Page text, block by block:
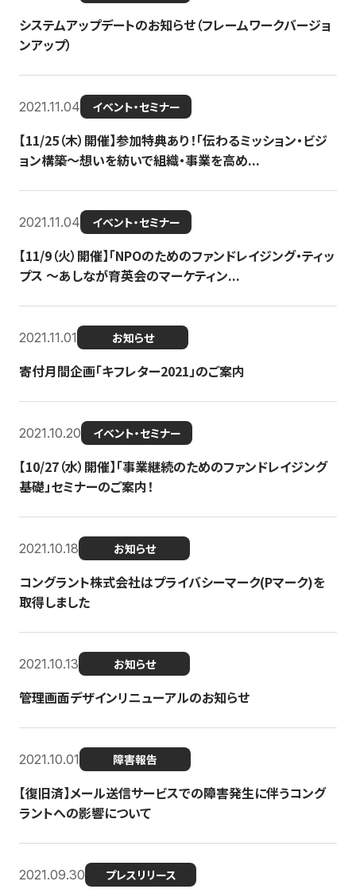
システムアップデートのお知らせ（フレームワークバージョ
ンアップ）
2021.11.04 イベント・セミナー
【11/25（木）開催】参加特典あり！「伝わるミッション・ビジ
ョン構築〜想いを紡いで組織・事業を高め...
2021.11.04 イベント・セミナー
【11/9（火）開催】「NPOのためのファンドレイジング・ティッ
プス 〜あしなが育英会のマーケティン...
2021.11.01 お知らせ
寄付月間企画「キフレター2021」のご案内
2021.10.20 イベント・セミナー
【10/27（水）開催】「事業継続のためのファンドレイジング
基礎」セミナーのご案内！
2021.10.18 お知らせ
コングラント株式会社はプライバシーマーク(Pマーク)を
取得しました
2021.10.13 お知らせ
管理画面デザインリニューアルのお知らせ
2021.10.01 障害報告
【復旧済】メール送信サービスでの障害発生に伴うコング
ラントへの影響について
2021.09.30 プレスリリース